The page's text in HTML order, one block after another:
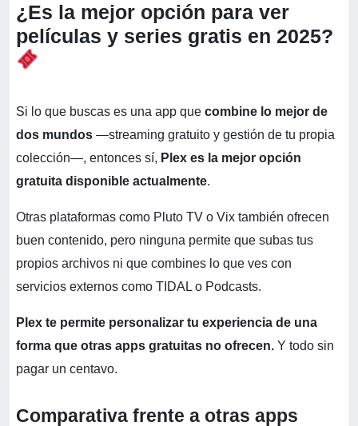
¿Es la mejor opción para ver
películas y series gratis en 2025?
Si lo que buscas es una app que combine lo mejor de
dos mundos —streaming gratuito y gestión de tu propia
colección—, entonces sí, Plex es la mejor opción
gratuita disponible actualmente.
Otras plataformas como Pluto TV o Vix también ofrecen
buen contenido, pero ninguna permite que subas tus
propios archivos ni que combines lo que ves con
servicios externos como TIDAL o Podcasts.
Plex te permite personalizar tu experiencia de una
forma que otras apps gratuitas no ofrecen. Y todo sin
pagar un centavo.
Comparativa frente a otras apps